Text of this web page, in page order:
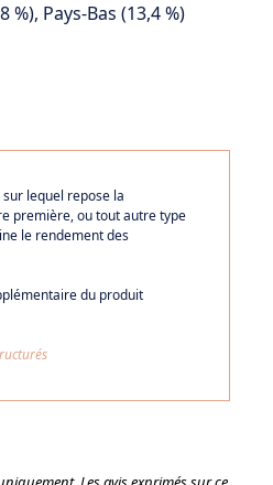
%), Pays-Bas (13,4 %)
lequel repose la
première, ou tout autre type
le rendement des
du produit